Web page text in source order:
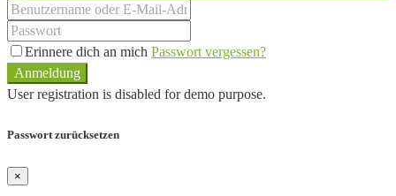
Erinnere dich an mich Passwort vergessen?
Anmeldung
User registration is disabled for demo purpose.
Passwort zurücksetzen
×